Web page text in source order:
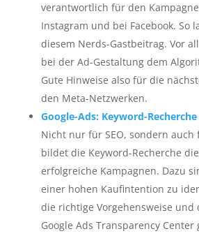
verantwortlich für den
Instagram und bei Facebook. So
diesem Nerds-Gastbeitrag. Vor
bei der Ad-Gestaltung dem
Gute Hinweise also für die
den Meta-Netzwerken.
Google-Ads: Keyword-
Nicht nur für SEO, sondern auch
bildet die Keyword-Recherche
erfolgreiche Kampagnen. Dazu
einer hohen Kaufintention zu
die richtige Vorgehensweise und
Google Ads Transparency Center